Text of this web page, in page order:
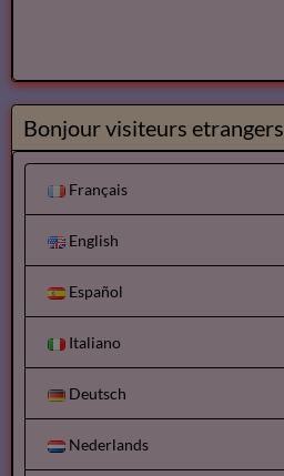
Bonjour visiteurs etrangers
Français
English
Español
Italiano
Deutsch
Nederlands